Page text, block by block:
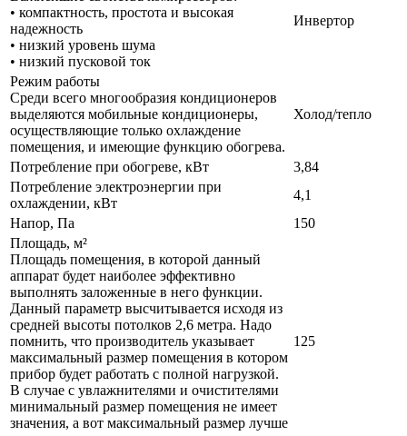
• компактность, простота и высокая
надежность
• низкий уровень шума
• низкий пусковой ток
Инвертор
Режим работы
Среди всего многообразия кондиционеров
выделяются мобильные кондиционеры,
осуществляющие только охлаждение
помещения, и имеющие функцию обогрева.
Холод/тепло
Потребление при обогреве, кВт
3,84
Потребление электроэнергии при
охлаждении, кВт
4,1
Напор, Па
150
Площадь, м²
Площадь помещения, в которой данный
аппарат будет наиболее эффективно
выполнять заложенные в него функции.
Данный параметр высчитывается исходя из
средней высоты потолков 2,6 метра. Надо
помнить, что производитель указывает
максимальный размер помещения в котором
прибор будет работать с полной нагрузкой.
В случае с увлажнителями и очистителями
минимальный размер помещения не имеет
значения, а вот максимальный размер лучше
125